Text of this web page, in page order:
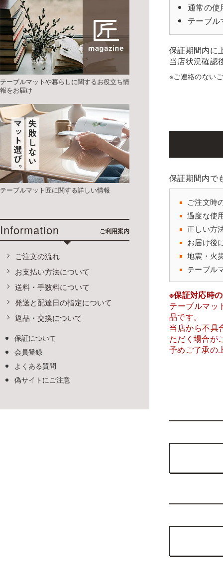
通常の使
テーブ
保証期間内に
当店状況確認
※ご連絡のない
保証期間内で
ご注文時
過度な使
正しい方
お届け後
地震・火
テーブル
※保証対応時
テーブルマッ
品です。
当店から不具
ただく場合が
予めご了承の
テーブルマットや暮らしに関するお役立ち情
報をお届け
テーブルマット匠に関する詳しい情報
Information ご利用案内
ご注文の流れ
お支払い方法について
送料・手数料について
発送と配達日の指定について
返品・交換について
保証について
会員登録
よくある質問
偽サイトにご注意